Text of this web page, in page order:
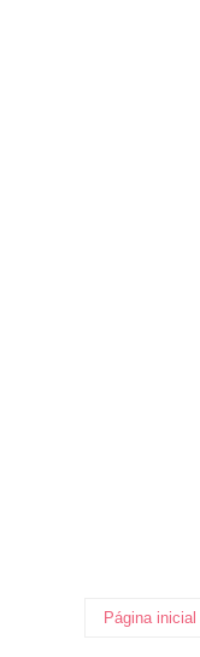
Página inicial